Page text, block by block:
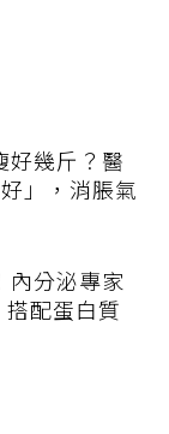
好幾斤？醫
」，消脹氣
內分泌專家
配蛋白質